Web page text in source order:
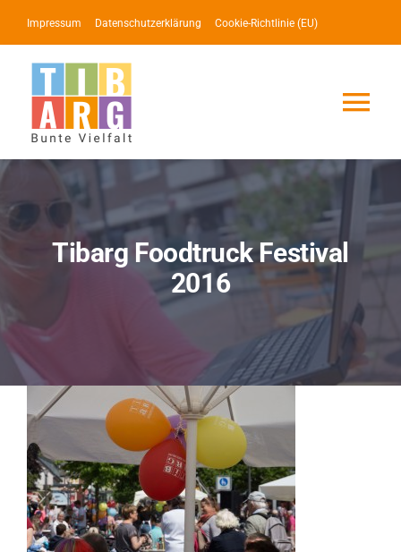
Inhalt
springen
Impressum Datenschutzerklärung Cookie-Richtlinie (EU)
Service
Impressionen
Über uns
SUCHE
NACH:
Tibarg Foodtruck Festival
2016